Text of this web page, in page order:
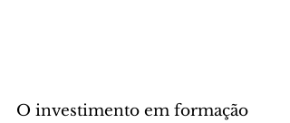
O investimento em formação